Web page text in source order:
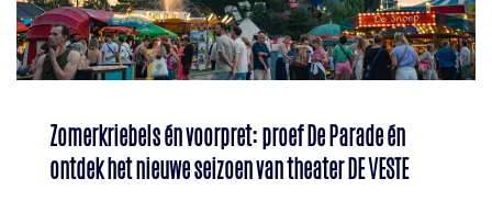
Zomerkriebels én voorpret: proef De Parade én
ontdek het nieuwe seizoen van theater DE VESTE